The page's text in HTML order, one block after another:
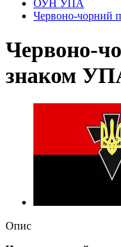
ОУН УПА
Червоно-чорний
Червоно-
знаком
Опис